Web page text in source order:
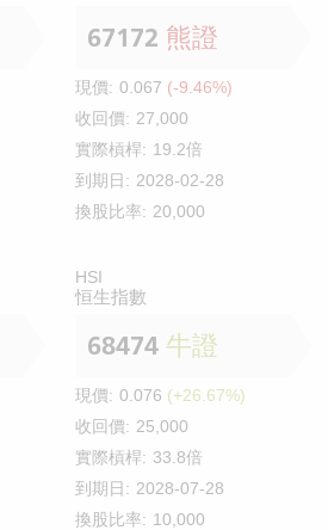
67172 熊證
現價: 0.067 (-9.46%)
收回價: 27,000
實際槓桿: 19.2倍
到期日: 2028-02-28
換股比率: 20,000
HSI
恒生指數
68474 牛證
現價: 0.076 (+26.67%)
收回價: 25,000
實際槓桿: 33.8倍
到期日: 2028-07-28
換股比率: 10,000